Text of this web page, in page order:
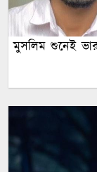
মুসলিম শুনেই